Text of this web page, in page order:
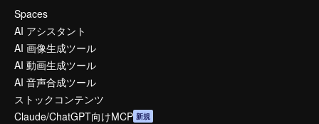
Spaces
AI アシスタント
AI 画像生成ツール
AI 動画生成ツール
AI 音声合成ツール
ストックコンテンツ
Claude/ChatGPT向けMCP 新規